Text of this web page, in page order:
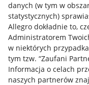
danych (w tym w
statystycznych)
Allegro dokładnie to,
Administratorem
w niektórych
tym tzw. “Zaufani
Informacja o celach
naszych partnerów
Przydatne